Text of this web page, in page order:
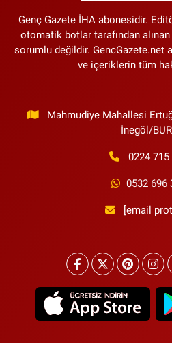
Genç Gazete İHA abonesidir.
otomatik botlar tarafından
sorumlu değildir. GencGazete.net
ve içeriklerin tüm
Mahmudiye Mahallesi
İnegöl/
0224 715
0532 696
[email